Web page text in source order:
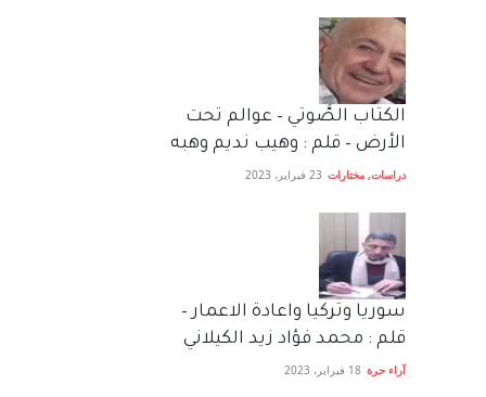
الكتاب الصَّوتي – عوالم تحت
الأرض – قلم : وهيب نديم وهبه
دراسات, مختارات 23 فبراير، 2023
سوريا وتركيا واعادة الاعمار –
قلم : محمد فؤاد زيد الكيلاني
آراء حرة 18 فبراير، 2023